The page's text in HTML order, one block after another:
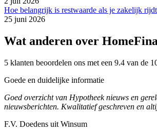
Hoe belangrijk is restwaarde als je zakelijk
25 juni 2026
Wat anderen over
5 klanten beoordelen ons met een 9.4 van de
Goede en duidelijke informatie
Goed overzicht van Hypotheek nieuws en
nieuwsberichten. Kwalitatief geschreven en
F.V. Doedens uit Winsum